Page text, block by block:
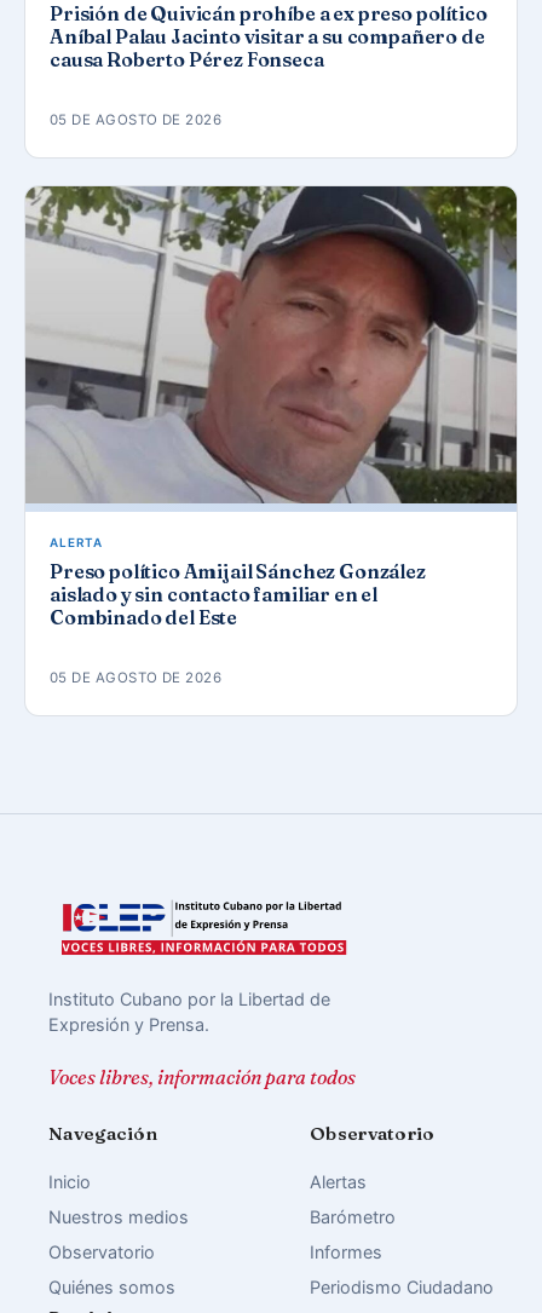
Prisión de Quivicán prohíbe a ex preso político
Aníbal Palau Jacinto visitar a su compañero de
causa Roberto Pérez Fonseca
05 DE AGOSTO DE 2026
ALERTA
Preso político Amijail Sánchez González
aislado y sin contacto familiar en el
Combinado del Este
05 DE AGOSTO DE 2026
Instituto Cubano por la Libertad de
Expresión y Prensa.
Voces libres, información para todos
Navegación
Inicio
Nuestros medios
Observatorio
Quiénes somos
Observatorio
Alertas
Barómetro
Informes
Periodismo Ciudadano